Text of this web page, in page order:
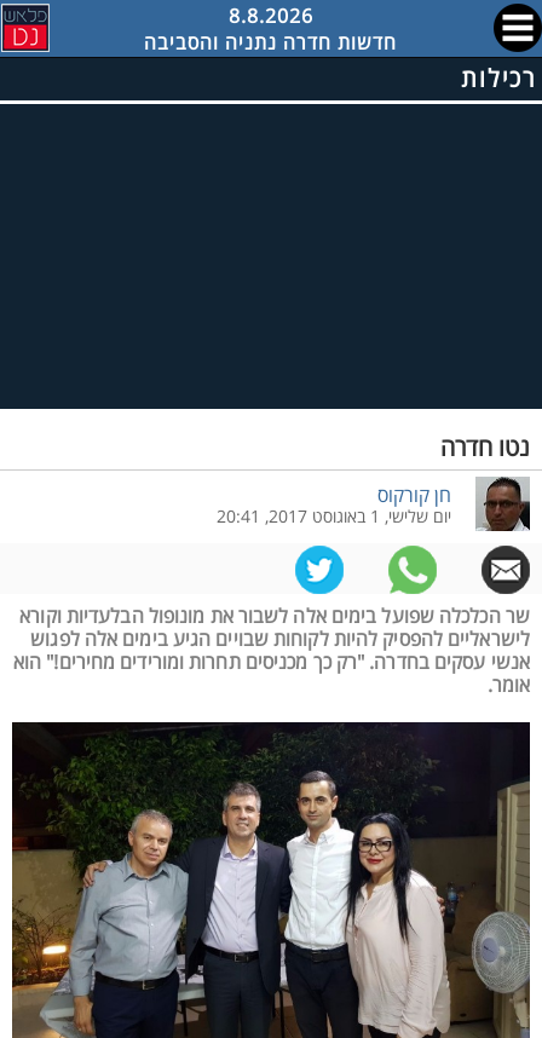
8.8.2026
חדשות חדרה נתניה והסביבה
רכילות
נטו חדרה
חן קורקוס
יום שלישי, 1 באוגוסט 2017, 20:41
שר הכלכלה שפועל בימים אלה לשבור את מונופול הבלעדיות וקורא
לישראליים להפסיק להיות לקוחות שבויים הגיע בימים אלה לפגוש
אנשי עסקים בחדרה. "רק כך מכניסים תחרות ומורידים מחירים!" הוא
אומר.